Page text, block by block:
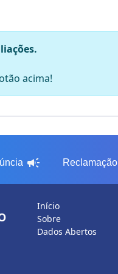
acima!
campaign Reclamação
Início
Sobre
Dados Abertos